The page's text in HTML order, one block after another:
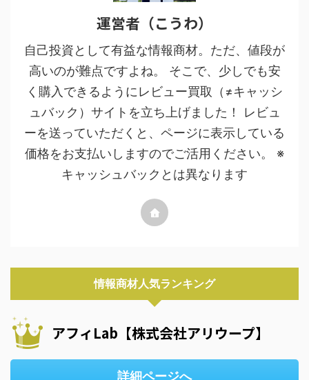
運営者（こうわ）
自己投資として有益な情報商材。ただ、値段が
高いのが難点ですよね。 そこで、少しでも安
く購入できるようにレビュー買取（≠キャッシ
ュバック）サイトを立ち上げました！ レビュ
ーを送っていただくと、ページに表示している
価格をお支払いしますのでご活用ください。 ※
キャッシュバックとは異なります
情報商材人気ランキング
アフィLab【株式会社アリウープ】
詳細ページへ